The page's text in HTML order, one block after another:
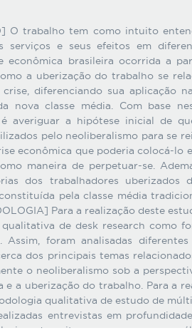
O trabalho tem como intuito
serviços e seus efeitos em
econômica brasileira ocorrida a
a uberização do trabalho se
diferenciando sua aplicação
nova classe média. Com base
averiguar a hipótese inicial de
pelo neoliberalismo para se
econômica que poderia colocá-lo
maneira de perpetuar-se.
dos trabalhadores uberizados
pela classe média
Para a realização deste
de desk research como
Assim, foram analisadas
dos principais temas
o neoliberalismo sob a
e a uberização do trabalho. Para a
qualitativa de estudo de
entrevistas em
oito casos para uma